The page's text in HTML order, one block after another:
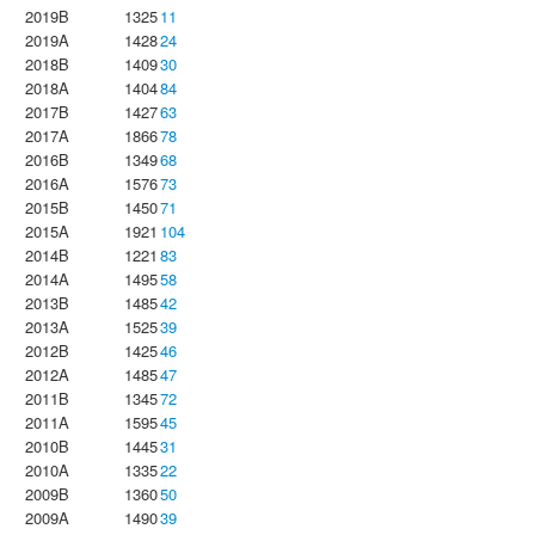
2019B
132511
2019A
142824
2018B
140930
2018A
140484
2017B
142763
2017A
186678
2016B
134968
2016A
157673
2015B
145071
2015A
1921 104
2014B
1221 83
2014A
149558
2013B
148542
2013A
152539
2012B
142546
2012A
148547
2011B
134572
2011A
159545
2010B
144531
2010A
133522
2009B
136050
2009A
149039